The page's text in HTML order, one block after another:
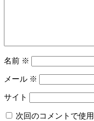
名前 ※
メール ※
サイト
次回のコメントで使